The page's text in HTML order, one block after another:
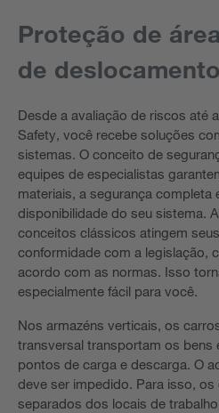
Proteção de
de
Desde a avaliação de riscos até
Safety, você recebe soluções
sistemas. O conceito de
equipes de especialistas
materiais, a segurança completa
disponibilidade do seu sistema.
conceitos clássicos atingem
conformidade com a legislação,
acordo com as normas. Isso
especialmente fácil para você.
Nos armazéns verticais, os
transversal transportam os bens
pontos de carga e descarga. O
deve ser impedido. Para isso,
separados dos locais de